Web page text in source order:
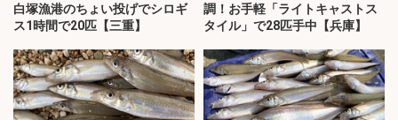
白塚漁港のちょい投げでシロギ
ス1時間で20匹【三重】
調！お手軽「ライトキャストス
タイル」で28匹手中【兵庫】